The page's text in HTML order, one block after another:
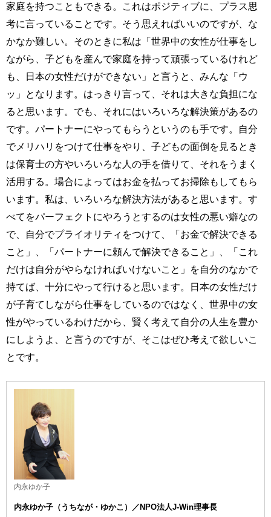
家庭を持つこともできる。これはポジティブに、プラス思
考に言っていることです。そう思えればいいのですが、な
かなか難しい。そのときに私は「世界中の女性が仕事をし
ながら、子どもを産んで家庭を持って頑張っているけれど
も、日本の女性だけができない」と言うと、みんな「ウ
ッ」となります。はっきり言って、それは大きな負担にな
ると思います。でも、それにはいろいろな解決策があるの
です。パートナーにやってもらうというのも手です。自分
でメリハリをつけて仕事をやり、子どもの面倒を見るとき
は保育士の方やいろいろな人の手を借りて、それをうまく
活用する。場合によってはお金を払ってお掃除もしてもら
います。私は、いろいろな解決方法があると思います。す
べてをパーフェクトにやろうとするのは女性の悪い癖なの
で、自分でプライオリティをつけて、「お金で解決できる
こと」、「パートナーに頼んで解決できること」、「これ
だけは自分がやらなければいけないこと」を自分のなかで
持てば、十分にやって行けると思います。日本の女性だけ
が子育てしながら仕事をしているのではなく、世界中の女
性がやっているわけだから、賢く考えて自分の人生を豊か
にしようよ、と言うのですが、そこはぜひ考えて欲しいこ
とです。
内永ゆか子
内永ゆか子（うちなが・ゆかこ）／NPO法人J-Win理事長